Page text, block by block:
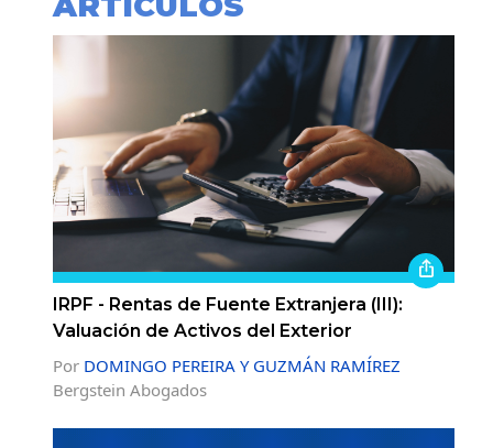
IRPF - Rentas de Fuente Extranjera (III):
Valuación de Activos del Exterior
Por DOMINGO PEREIRA Y GUZMÁN RAMÍREZ
Bergstein Abogados